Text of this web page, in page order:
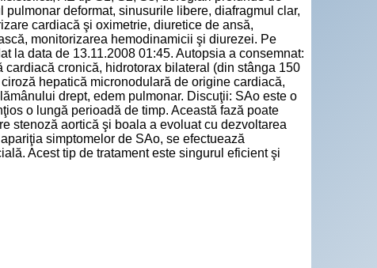
deformat, sinusurile libere, diafragmul clar,
cardiacă şi oximetrie, diuretice de ansă,
monitorizarea hemodinamicii şi diurezei. Pe
la data de 13.11.2008 01:45. Autopsia a consemnat:
cronică, hidrotorax bilateral (din stânga 150
hepatică micronodulară de origine cardiacă,
drept, edem pulmonar. Discuţii: SAo este o
o lungă perioadă de timp. Această fază poate
stenoză aortică şi boala a evoluat cu dezvoltarea
simptomelor de SAo, se efectuează
Acest tip de tratament este singurul eficient şi